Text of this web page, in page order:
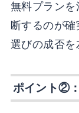
無料プランを
断するのが
選びの成否を
ポイント②